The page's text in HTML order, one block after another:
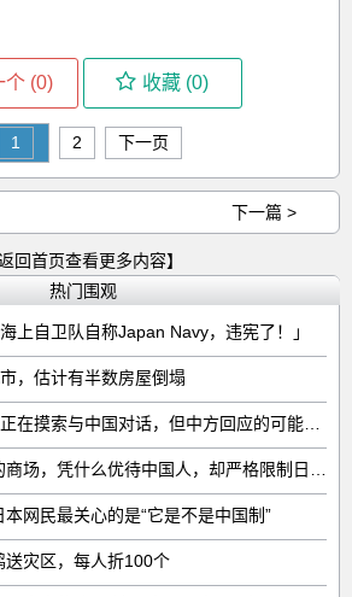
个 (0) 收藏 (0)
1 2 下一页
下一篇 >
返回首页查看更多内容】
热门围观
上自卫队自称Japan Navy，违宪了！」
，估计有半数房屋倒塌
网民最关心的是“它是不是中国制”
送灾区，每人折100个